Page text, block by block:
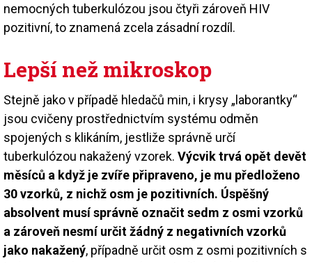
nemocných tuberkulózou jsou čtyři zároveň HIV
pozitivní, to znamená zcela zásadní rozdíl.
Lepší než mikroskop
Stejně jako v případě hledačů min, i krysy „laborantky“
jsou cvičeny prostřednictvím systému odměn
spojených s klikáním, jestliže správně určí
tuberkulózou nakažený vzorek. Výcvik trvá opět devět
měsíců a když je zvíře připraveno, je mu předloženo
30 vzorků, z nichž osm je pozitivních. Úspěšný
absolvent musí správně označit sedm z osmi vzorků
a zároveň nesmí určit žádný z negativních vzorků
jako nakažený, případně určit osm z osmi pozitivních s